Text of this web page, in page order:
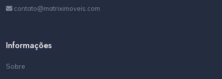
contato@matriximoveis.com
Informações
Sobre